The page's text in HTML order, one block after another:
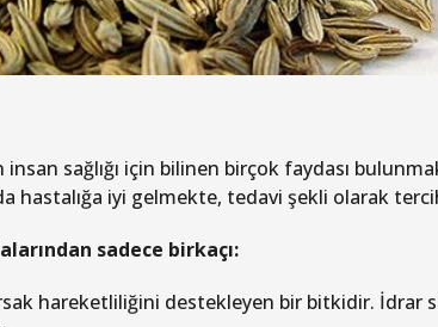
sağlığı için bilinen birçok faydası
hastalığa iyi gelmekte, tedavi şekli olarak
sadece birkaçı:
hareketliliğini destekleyen bir bitkidir.